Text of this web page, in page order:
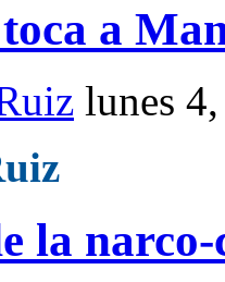
a
lunes
la